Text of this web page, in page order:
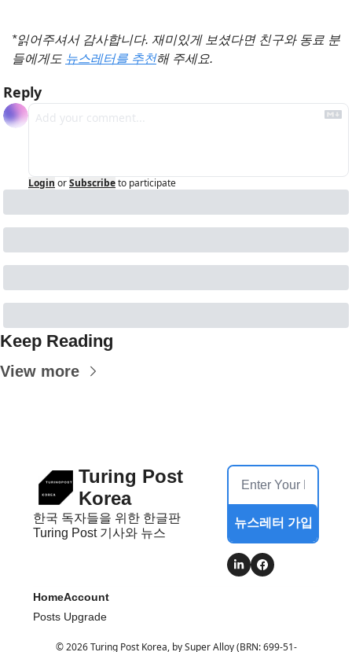
*읽어주셔서 감사합니다. 재미있게 보셨다면 친구와 동료 분
들에게도 뉴스레터를 추천해 주세요.
Reply
Login orSubscribeto participate
Keep Reading
View more
Turing Post
Korea
한국 독자들을 위한 한글판
Turing Post 기사와 뉴스
뉴스레터 가입
Home
Posts
Account
Upgrade
© 2026 Turing Post Korea, by Super Alloy (BRN: 699-51-